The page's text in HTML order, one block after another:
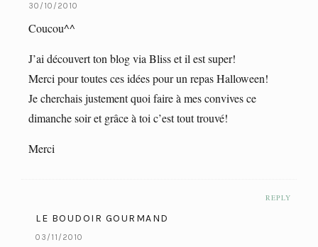
30/10/2010
Coucou^^
J’ai découvert ton blog via Bliss et il est super!
Merci pour toutes ces idées pour un repas Halloween!
Je cherchais justement quoi faire à mes convives ce
dimanche soir et grâce à toi c’est tout trouvé!
Merci
REPLY
LE BOUDOIR GOURMAND
03/11/2010